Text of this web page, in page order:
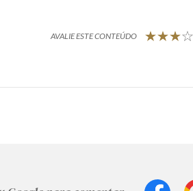
AVALIE ESTE CONTEÚDO